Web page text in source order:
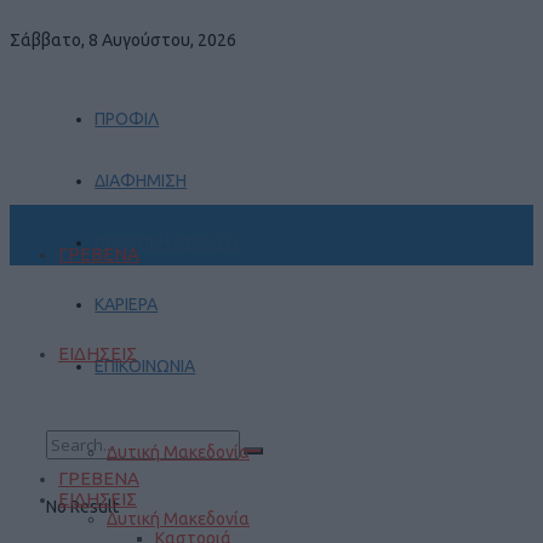
Σάββατο, 8 Αυγούστου, 2026
ΠΡΟΦΙΛ
ΔΙΑΦΗΜΙΣΗ
ΚΑΡΙΕΡΑ
ΕΠΙΚΟΙΝΩΝΙΑ
No Result
ΓΡΕΒΕΝΑ
ΕΙΔΗΣΕΙΣ
Δυτική Μακεδονία
ΓΡΕΒΕΝΑ
ΕΙΔΗΣΕΙΣ
Δυτική Μακεδονία
Καστοριά